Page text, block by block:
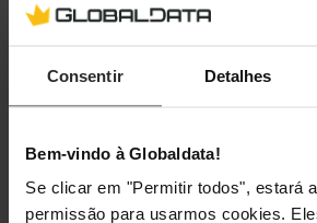
Consentir Detalhes
Bem-vindo à Globaldata!
Se clicar em "Permitir todos", estará
permissão para usarmos cookies.
duplex)
Cor do produto Preto, Branco
Visor
incorporado
Sim